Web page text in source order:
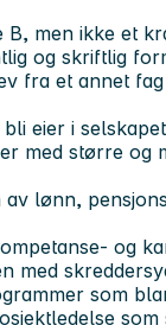
B, men ikke et
og skriftlig
fra et annet fag
eier i
med større og
lønn,
og
med
som